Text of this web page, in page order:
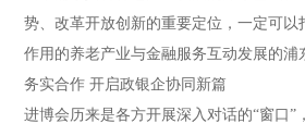
势、改革开放创新的重要定位，一定可以
作用的养老产业与金融服务互动发展的浦
务实合作 开启政银企协同新篇
进博会历来是各方开展深入对话的“窗口”